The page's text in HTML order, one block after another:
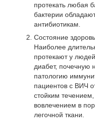
протекать любая
бактерии
антибиотикам.
Состояние
Наиболее
протекают у
диабет, почечную
патологию
пациентов с ВИЧ
стойким
вовлечением в
легочной ткани.